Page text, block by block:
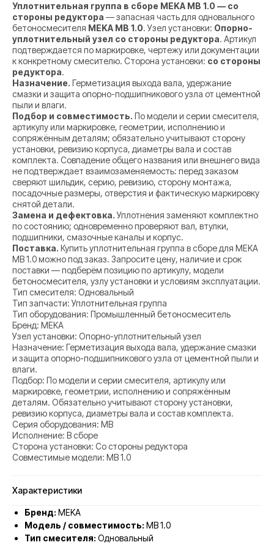
Уплотнительная группа в сборе MEKA MB 1.0 — со
стороны редуктора — запасная часть для одновального
бетоносмесителя MEKA MB 1.0. Узел установки: Опорно-
уплотнительный узел со стороны редуктора. Артикул
подтверждается по маркировке, чертежу или документации
к конкретному смесителю. Сторона установки: со стороны
редуктора.
Назначение. Герметизация выхода вала, удержание
смазки и защита опорно-подшипникового узла от цементной
пыли и влаги.
Подбор и совместимость. По модели и серии смесителя,
артикулу или маркировке, геометрии, исполнению и
сопряжённым деталям; обязательно учитывают сторону
установки, ревизию корпуса, диаметры вала и состав
комплекта. Совпадение общего названия или внешнего вида
не подтверждает взаимозаменяемость: перед заказом
сверяют шильдик, серию, ревизию, сторону монтажа,
посадочные размеры, отверстия и фактическую маркировку
снятой детали.
Замена и дефектовка.Уплотнения заменяют комплектно
по состоянию; одновременно проверяют вал, втулки,
подшипники, смазочные каналы и корпус.
Поставка. Купить уплотнительная группа в сборе для MEKA
MB 1.0 можно под заказ. Запросите цену, наличие и срок
поставки — подберём позицию по артикулу, модели
бетоносмесителя, узлу установки и условиям эксплуатации.
Тип смесителя: Одновальный
Тип запчасти: Уплотнительная группа
Тип оборудования: Промышленный бетоносмеситель
Бренд: MEKA
Узел установки: Опорно-уплотнительный узел
Назначение: Герметизация выхода вала, удержание смазки
и защита опорно-подшипникового узла от цементной пыли и
влаги.
Подбор: По модели и серии смесителя, артикулу или
маркировке, геометрии, исполнению и сопряжённым
деталям. Обязательно учитывают сторону установки,
ревизию корпуса, диаметры вала и состав комплекта.
Серия оборудования: MB
Исполнение: В сборе
Сторона установки: Со стороны редуктора
Совместимые модели: MB 1.0
Характеристики
Бренд: MEKA
Модель / совместимость: MB 1.0
Тип смесителя: Одновальный